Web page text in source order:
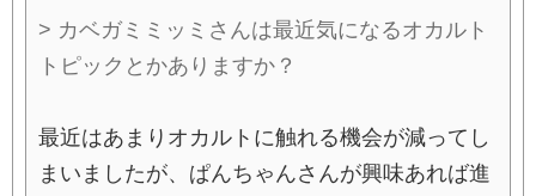
> カベガミミッミさんは最近気になるオカルト
トピックとかありますか？
最近はあまりオカルトに触れる機会が減ってし
まいましたが、ぱんちゃんさんが興味あれば進